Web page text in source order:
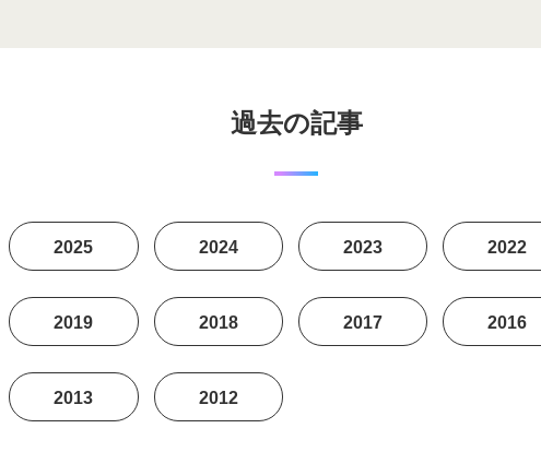
過去の記事
2025 2024 2023 2022
2019 2018 2017 2016
2013 2012